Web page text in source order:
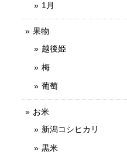
1月
果物
越後姫
梅
葡萄
お米
新潟コシヒカリ
黒米